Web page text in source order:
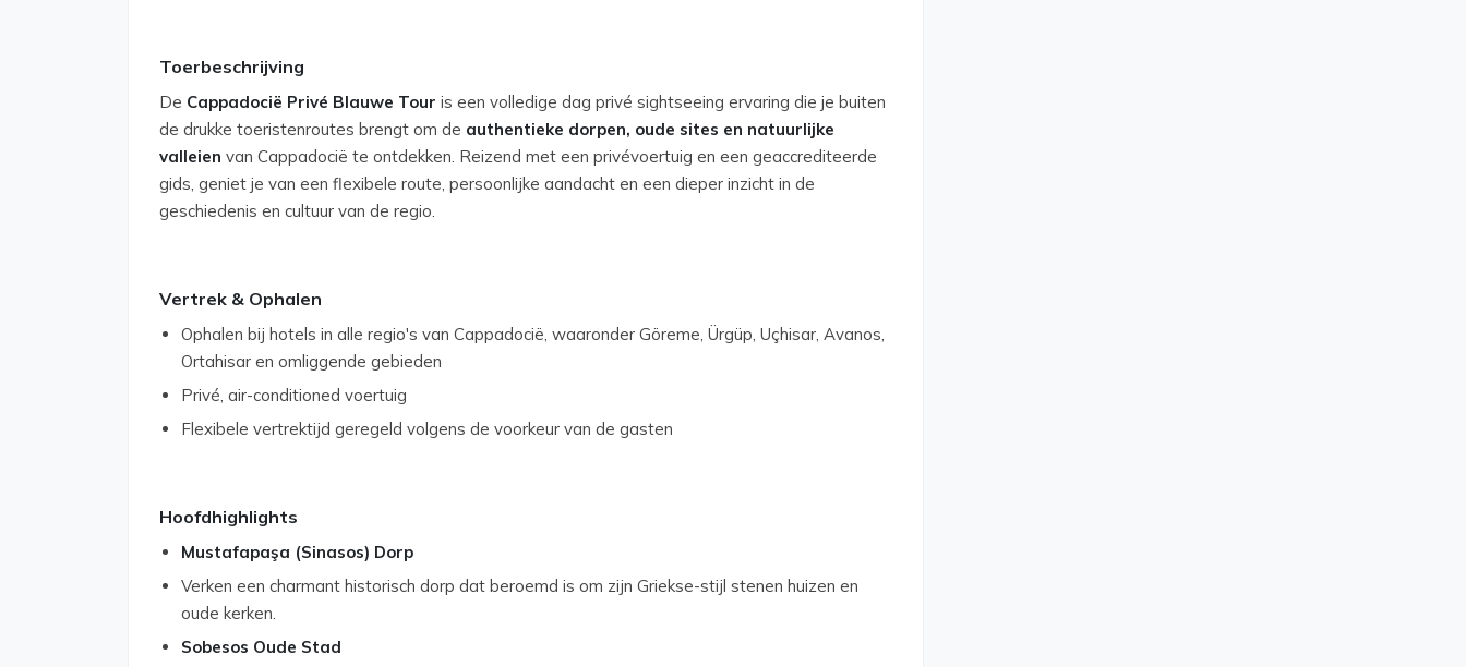
Toerbeschrijving
De Cappadocië Privé Blauwe Tour is een volledige dag privé sightseeing ervaring die je buiten
de drukke toeristenroutes brengt om de authentieke dorpen, oude sites en natuurlijke
valleien van Cappadocië te ontdekken. Reizend met een privévoertuig en een geaccrediteerde
gids, geniet je van een flexibele route, persoonlijke aandacht en een dieper inzicht in de
geschiedenis en cultuur van de regio.
Vertrek & Ophalen
Ophalen bij hotels in alle regio's van Cappadocië, waaronder Göreme, Ürgüp, Uçhisar, Avanos,
Ortahisar en omliggende gebieden
Privé, air-conditioned voertuig
Flexibele vertrektijd geregeld volgens de voorkeur van de gasten
Hoofdhighlights
Mustafapaşa (Sinasos) Dorp
Verken een charmant historisch dorp dat beroemd is om zijn Griekse-stijl stenen huizen en
oude kerken.
Sobesos Oude Stad